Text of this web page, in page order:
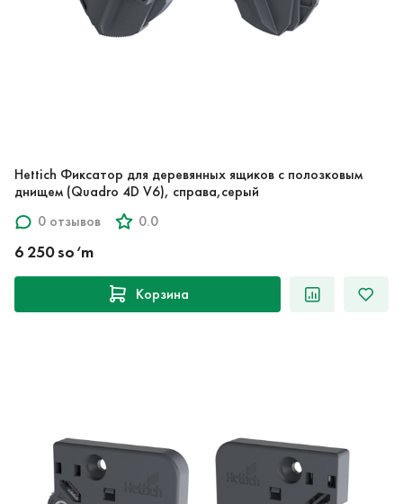
Hettich Фиксатор для деревянных ящиков с полозковым
днищем (Quadro 4D V6), справа,серый
0 отзывов
0.0
6 250 so‘m
Корзина